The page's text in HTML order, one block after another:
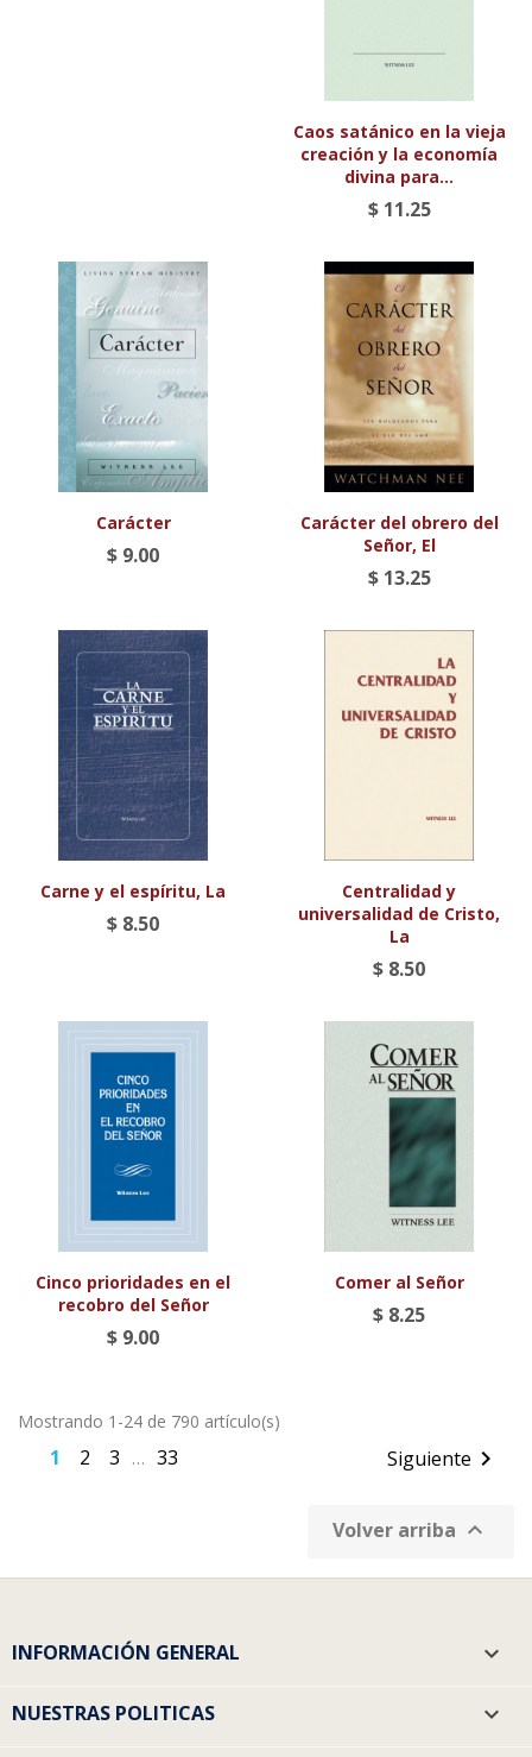
Caos satánico en la vieja
creación y la economía
divina para...
$ 11.25
Carácter
$ 9.00
Carácter del obrero del
Señor, El
$ 13.25
Carne y el espíritu, La
$ 8.50
Centralidad y
universalidad de Cristo,
La
$ 8.50
Cinco prioridades en el
recobro del Señor
$ 9.00
Comer al Señor
$ 8.25
Mostrando 1-24 de 790 artículo(s)
1 2 3 … 33 Siguiente 
Volver arriba 
INFORMACIÓN GENERAL 
NUESTRAS POLITICAS 